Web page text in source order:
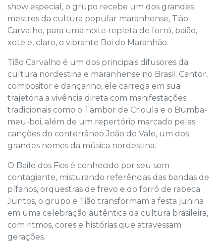
show especial, o grupo recebe um dos grandes
mestres da cultura popular maranhense, Tião
Carvalho, para uma noite repleta de forró, baião,
xote e, claro, o vibrante Boi do Maranhão.
Tião Carvalho é um dos principais difusores da
cultura nordestina e maranhense no Brasil. Cantor,
compositor e dançarino, ele carrega em sua
trajetória a vivência direta com manifestações
tradicionais como o Tambor de Crioula e o Bumba-
meu-boi, além de um repertório marcado pelas
canções do conterrâneo João do Vale, um dos
grandes nomes da música nordestina.
O Baile dos Fios é conhecido por seu som
contagiante, misturando referências das bandas de
pífanos, orquestras de frevo e do forró de rabeca.
Juntos, o grupo e Tião transformam a festa junina
em uma celebração autêntica da cultura brasileira,
com ritmos, cores e histórias que atravessam
gerações.